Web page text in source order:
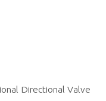
Directional Valve